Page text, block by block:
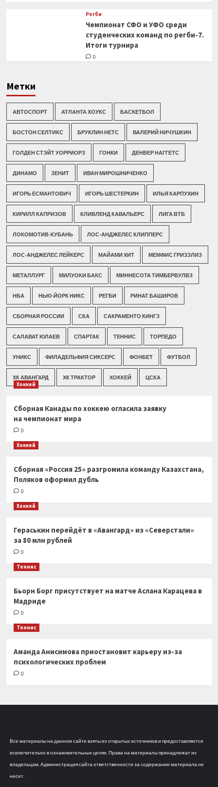
Регби
Чемпионат СФО и УФО среди
студенческих команд по регби-7.
Итоги турнира
0
Метки
АВТОСПОРТ АТЛАНТА ХОУКС БАСКЕТБОЛ
БОСТОН СЕЛТИКС БРУКЛИН НЕТС ВАЛЕРИЙ НИЧУШКИН
ГОЛДЕН СТЭЙТ УОРРИОРЗ ГОНКИ ДЕНВЕР НАГГЕТС
ДИНАМО ЗЕНИТ ИВАН МИРОШНИЧЕНКО
ИГОРЬ ЕСМАНТОВИЧ ИГОРЬ ШЕСТЕРКИН ИЛЬЯ КАРПУХИН
КИРИЛЛ КАПРИЗОВ КЛИВЛЕНД КАВАЛЬЕРС ЛИГА ВТБ
ЛОКОМОТИВ-КУБАНЬ ЛОС-АНДЖЕЛЕС КЛИППЕРС
ЛОС-АНДЖЕЛЕС ЛЕЙКЕРС МАЙАМИ ХИТ МЕМФИС ГРИЗЗЛИЗ
МЕТАЛЛУРГ МИЛУОКИ БАКС МИННЕСОТА ТИМБЕРВУЛВЗ
НБА НЬЮ-ЙОРК НИКС РЕГБИ РИНАТ БАШИРОВ
СБОРНАЯ РОССИИ СКА САКРАМЕНТО КИНГЗ
САЛАВАТ ЮЛАЕВ СПАРТАК ТЕННИС ТОРПЕДО
УНИКС ФИЛАДЕЛЬФИЯ СИКСЕРС ФОНБЕТ ФУТБОЛ
ХК АВАНГАРД ХК ТРАКТОР ХОККЕЙ ЦСКА
Хоккей
Сборная Канады по хоккею огласила заявку
на чемпионат мира
0
Хоккей
Сборная «Россия 25» разгромила команду Казахстана,
Поляков оформил дубль
0
Хоккей
Гераськин перейдёт в «Авангард» из «Северстали»
за 80 млн рублей
0
Теннис
Бьорн Борг присутствует на матче Аслана Карацева в
Мадриде
0
Теннис
Аманда Анисимова приостановит карьеру из-за
психологических проблем
0
Все материалы на данном сайте взяты из открытых источников и предоставляются
исключительно в ознакомительных целях. Права на материалы принадлежат их
владельцам. Администрация сайта ответственности за содержание материала не
несет.